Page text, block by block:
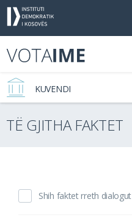
KUVENDI
TË GJITHA FAKTET
Shih faktet rreth dialogut